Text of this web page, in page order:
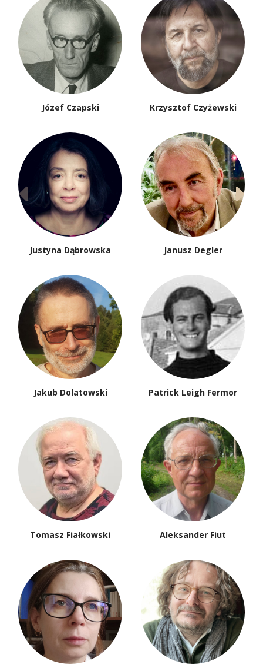
Józef Czapski Krzysztof Czyżewski
Justyna Dąbrowska Janusz Degler
Jakub Dolatowski Patrick Leigh Fermor
Tomasz Fiałkowski Aleksander Fiut